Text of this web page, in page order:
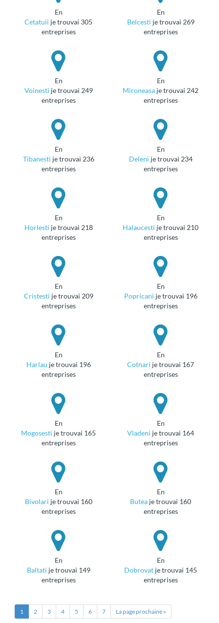
en
Cetatuii je trouvai 305
entreprises
en
Belcesti je trouvai 269
entreprises
en
Voinesti je trouvai 249
entreprises
en
Mironeasa je trouvai 242
entreprises
en
Tibanesti je trouvai 236
entreprises
en
Deleni je trouvai 234
entreprises
en
Horlesti je trouvai 218
entreprises
en
Halaucesti je trouvai 210
entreprises
en
Cristesti je trouvai 209
entreprises
en
Popricani je trouvai 196
entreprises
en
Harlau je trouvai 196
entreprises
en
Cotnari je trouvai 167
entreprises
en
Mogosesti je trouvai 165
entreprises
en
Vladeni je trouvai 164
entreprises
en
Bivolari je trouvai 160
entreprises
en
Butea je trouvai 160
entreprises
en
Baltati je trouvai 149
entreprises
en
Dobrovat je trouvai 145
entreprises
1 2 3 4 5 6 7 La page prochaine »